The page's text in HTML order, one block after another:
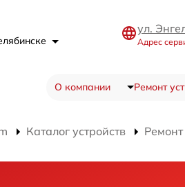
ул.
Адрес
О компании Ремонт
Каталог устройств